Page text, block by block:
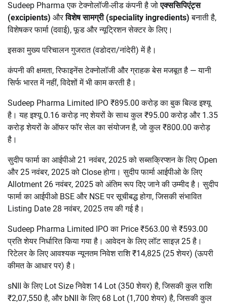
Sudeep Pharma एक टेक्नोलॉजी-लीड कंपनी है जोएक्ससिपिएंट्स
(excipients) औरविशेष सामग्री (speciality ingredients) बनाती है,
विशेषकर फार्मा (दवाई), फूड और न्यूट्रिशन सेक्टर के लिए।
इसका मुख्य परिचालन गुजरात (वडोदरा/नांदेरी) में है।
कंपनी की क्षमता, रिफाइनेंस टेक्नोलॉजी और ग्राहक बेस मजबूत है — यानी
सिर्फ भारत में नहीं, विदेशों में भी काम करती है।
Sudeep Pharma Limited IPO ₹895.00 करोड़ का बुक बिल्ड इश्यू
है। यह इश्यू 0.16 करोड़ नए शेयरों के साथ कुल ₹95.00 करोड़ और 1.35
करोड़ शेयरों के ऑफर फॉर सेल का संयोजन है, जो कुल ₹800.00 करोड़
है।
सुदीप फार्मा का आईपीओ 21 नवंबर, 2025 को सब्सक्रिप्शन के लिए Open
और 25 नवंबर, 2025 को Close होगा। सुदीप फार्मा आईपीओ के लिए
Allotment 26 नवंबर, 2025 को अंतिम रूप दिए जाने की उम्मीद है। सुदीप
फार्मा का आईपीओ BSE और NSE पर सूचीबद्ध होगा, जिसकी संभावित
Listing Date 28 नवंबर, 2025 तय की गई है।
Sudeep Pharma Limited IPO का Price ₹563.00 से ₹593.00
प्रति शेयर निर्धारित किया गया है। आवेदन के लिए लॉट साइज़ 25 है।
रिटेलर के लिए आवश्यक न्यूनतम निवेश राशि ₹14,825 (25 शेयर) (ऊपरी
कीमत के आधार पर) है।
sNII के लिए Lot Size निवेश 14 Lot (350 शेयर) है, जिसकी कुल राशि
₹2,07,550 है, और bNII के लिए 68 Lot (1,700 शेयर) है, जिसकी कुल